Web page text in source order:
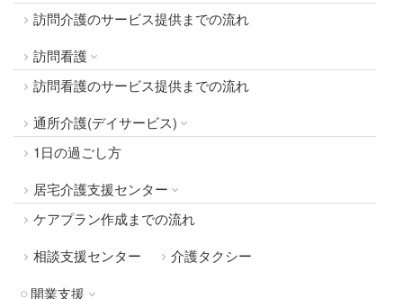
訪問介護のサービス提供までの流れ
訪問看護
訪問看護のサービス提供までの流れ
通所介護(デイサービス)
1日の過ごし方
居宅介護支援センター
ケアプラン作成までの流れ
相談支援センター
介護タクシー
開業支援